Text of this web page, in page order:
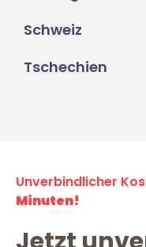
Schweiz
Tschechien
Unverbindlicher
Minuten!